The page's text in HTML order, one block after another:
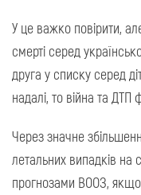
У це важко повірити,
смерті серед
друга у списку серед
надалі, то війна та ДТП
Через значне
летальних випадків на
прогнозами ВООЗ, якщо